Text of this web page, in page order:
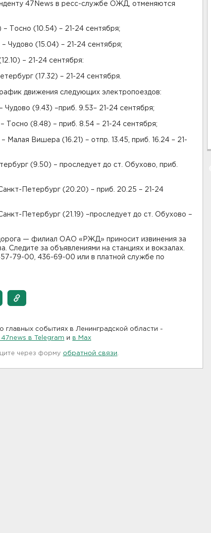
47News в ресс-службе ОЖД, отменяются
Тосно (10.54) – 21-24 сентября;
Чудово (15.04) – 21-24 сентября;
– 21-24 сентября:
(17.32) – 21-24 сентября.
движения следующих электропоездов:
Чудово (9.43) –приб. 9.53– 21-24 сентября;
Тосно (8.48) – приб. 8.54 – 21-24 сентября;
Малая Вишера (16.21) – отпр. 13.45, приб. 16.24 – 21-
(9.50) – проследует до ст. Обухово, приб.
Петербург (20.20) – приб. 20.25 – 21-24
Петербург (21.19) –проследует до ст. Обухово –
— филиал ОАО «РЖД» приносит извинения за
Следите за объявлениями на станциях и вокзалах.
79-00, 436-69-00 или в платной службе по
главных событиях в Ленинградской области -
47news в Telegram и в Maх
через форму обратной связи